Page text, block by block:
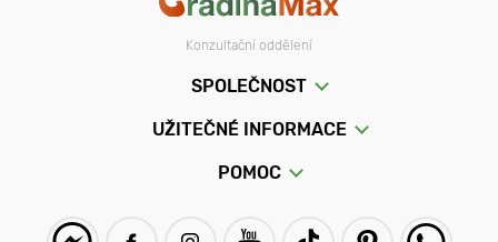
Konzultační oddělení
SPOLEČNOST
UŽITEČNÉ INFORMACE
POMOC